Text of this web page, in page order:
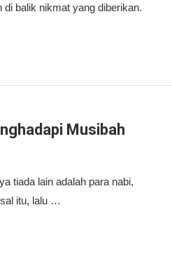
balik nikmat yang diberikan.
Musibah
tiada lain adalah para nabi,
itu, lalu …